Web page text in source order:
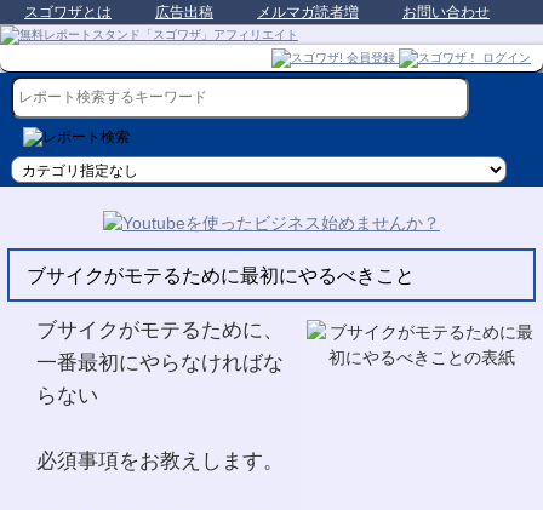
スゴワザとは 広告出稿 メルマガ読者増 お問い合わせ
ブサイクがモテるために最初にやるべきこと
ブサイクがモテるために、
一番最初にやらなければな
らない
必須事項をお教えします。